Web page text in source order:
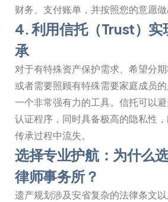
财务、支付账单，并按照您的意愿做
4. 利用信托（Trust）实
承
对于有特殊资产保护需求、希望分期
或者需要照顾有特殊需要家庭成员
一个非常强有力的工具。信托可以
认证程序，同时具备极高的隐私性
传承过程中流失。
选择专业护航：为什么
律师事务所？
遗产规划涉及安省复杂的法律条文